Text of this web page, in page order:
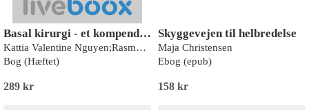
Basal kirurgi - et kompendium
Kattia Valentine Nguyen;Rasmus Nørgaard Sørensen
Bog (Hæftet)
289 kr
Skyggevejen til helbredelse
Maja Christensen
Ebog (epub)
158 kr